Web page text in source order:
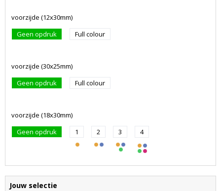
voorzijde (12x30mm)
Geen opdruk
Full colour
voorzijde (30x25mm)
Geen opdruk
Full colour
voorzijde (18x30mm)
Geen opdruk
1 2 3 4
Jouw selectie